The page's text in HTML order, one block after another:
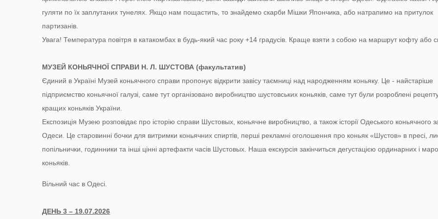
гуляти по їх заплутаних тунелях. Якщо нам пощастить, то знайдемо скарби Мішки Япончика, або натрапимо на притулок
партизанів.
Увага! Температура повітря в катакомбах в будь-який час року +14 градусів. Краще взяти з собою на маршрут кофту або
МУЗЕЙ КОНЬЯЧНОЇ СПРАВИ Н. Л. ШУСТОВА (факультатив)
Єдиний в Україні Музей коньячного справи пропонує відкрити завісу таємниці над народженням коньяку. Це - найстаріше
підприємство коньячної галузі, саме тут організовано виробництво шустовських коньяків, саме тут були розроблені
кращих коньяків України.
Експозиція Музею розповідає про історію справи Шустовых, коньячне виробництво, а також історії Одеського коньячного
Одеси. Це старовинні бочки для витримки коньячних спиртів, перші рекламні оголошення про коньяк «Шустов» в пресі,
попільнички, годинники та інші цінні артефакти часів Шустовых. Наша екскурсія закінчиться дегустацією ординарних і
коньяків.
Вільний час в Одесі.
ДЕНЬ 3 – 19.07.2026